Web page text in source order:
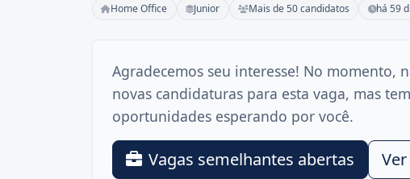
Home Office Junior Mais de 50 candidatos há 59
Agradecemos seu interesse! No momento,
novas candidaturas para esta vaga, mas
oportunidades esperando por você.
Vagas semelhantes abertas